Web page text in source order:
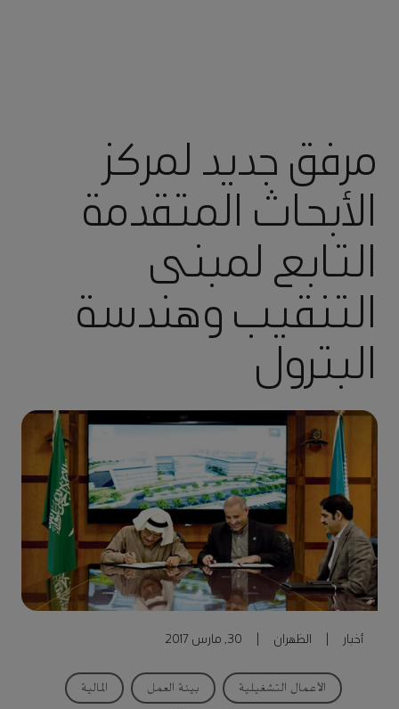
مرفق جديد لمركز
الأبحاث المتقدمة
التابع لمبنى
التنقيب وهندسة
البترول
أخبار الظهران 30, مارس 2017
الأعمال التشغيلية بيئة العمل المالية